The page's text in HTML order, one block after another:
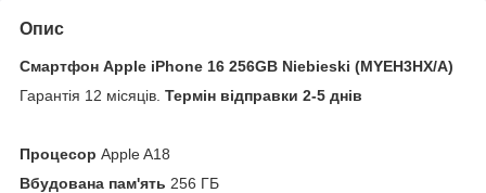
Опис
Смартфон Apple iPhone 16 256GB Niebieski (MYEH3HX/A)
Гарантія 12 місяців. Термін відправки 2-5 днів
Процесор Apple A18
Вбудована пам'ять 256 ГБ